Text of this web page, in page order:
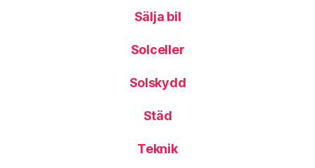
Sälja bil
Solceller
Solskydd
Städ
Teknik